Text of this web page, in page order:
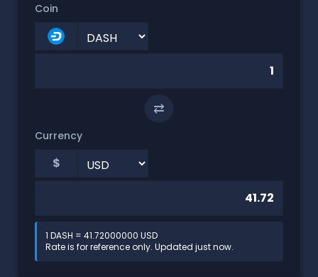
Coin
⇄
Currency
$
1 DASH = 41.72000000 USD
Rate is for reference only. Updated just now.